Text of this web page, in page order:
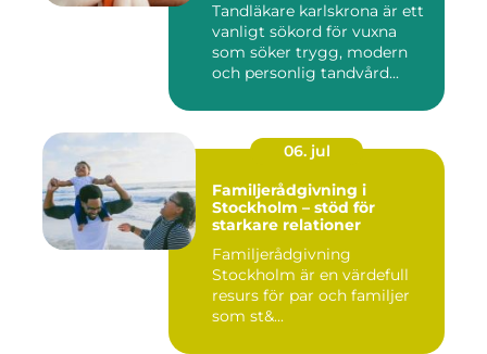
Tandläkare karlskrona är ett
vanligt sökord för vuxna
som söker trygg, modern
och personlig tandvård...
06. jul
Familjerådgivning i
Stockholm – stöd för
starkare relationer
Familjerådgivning
Stockholm är en värdefull
resurs för par och familjer
som st&...